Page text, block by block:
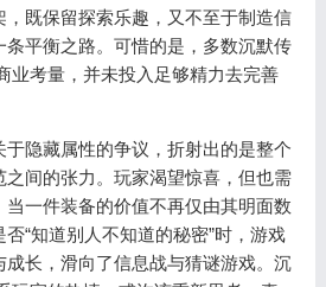
既保留探索乐趣，又不至于制造信
条平衡之路。可惜的是，多数沉默传
业考量，并未投入足够精力去完善
隐藏属性的争议，折射出的是整个
间的张力。玩家渴望惊喜，但也需
一件装备的价值不再仅由其明面数
“知道别人不知道的秘密”时，游戏
成长，滑向了信息战与猜谜游戏。沉